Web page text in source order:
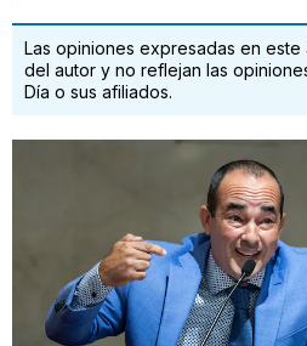
Las opiniones expresadas en este
del autor y no reflejan las
Día o sus afiliados.